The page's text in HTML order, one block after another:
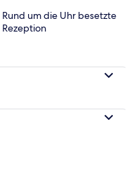
Rund um die Uhr besetzte
Rezeption